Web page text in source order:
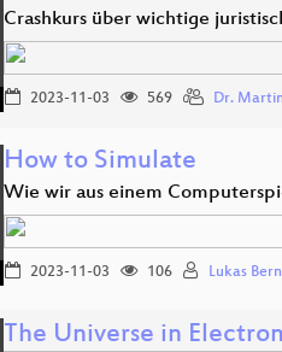
Crashkurs über wichtige
2023-11-03 569 Dr.
How to Simulate
Wie wir aus einem
2023-11-03 106 Lukas
The Universe in